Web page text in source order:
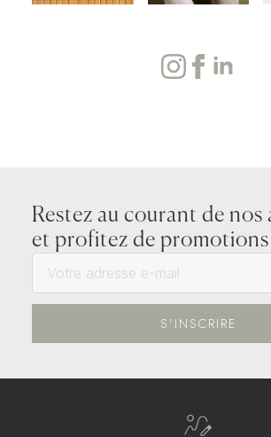
Restez au courant de nos
et profitez de promotions
S'INSCRIRE